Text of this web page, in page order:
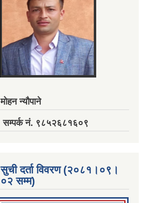
मोहन न्यौपाने
सम्पर्क नं. ९८५२६८१६०९
सुची दर्ता विवरण (२०८१।०९।
०२ सम्म)